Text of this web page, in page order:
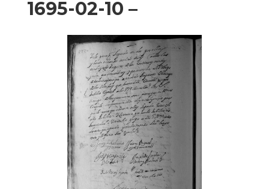
1695-02-10 –